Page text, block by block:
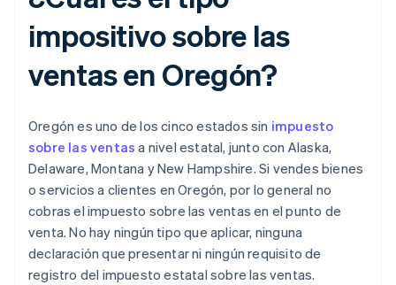
impositivo sobre las
ventas en Oregón?
Oregón es uno de los cinco estados sin impuesto
sobre las ventas a nivel estatal, junto con Alaska,
Delaware, Montana y New Hampshire. Si vendes bienes
o servicios a clientes en Oregón, por lo general no
cobras el impuesto sobre las ventas en el punto de
venta. No hay ningún tipo que aplicar, ninguna
declaración que presentar ni ningún requisito de
registro del impuesto estatal sobre las ventas.